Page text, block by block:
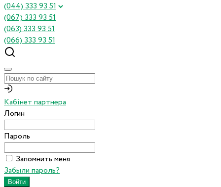
(044) 333 93 51
(067) 333 93 51
(063) 333 93 51
(066) 333 93 51
Кабінет партнера
Логин
Пароль
Запомнить меня
Забыли пароль?